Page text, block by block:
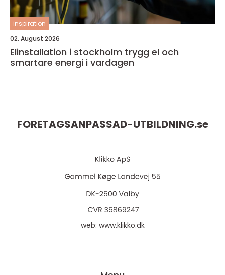
inspiration
02. August 2026
Elinstallation i stockholm trygg el och
smartare energi i vardagen
FORETAGSANPASSAD-UTBILDNING.se
web: www.klikko.dk